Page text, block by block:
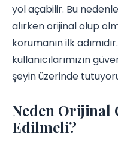
yol açabilir. Bu
alırken orijinal olup
korumanın ilk
kullanıcılarımızın
şeyin üzerinde
Neden Orijinal
Edilmeli?